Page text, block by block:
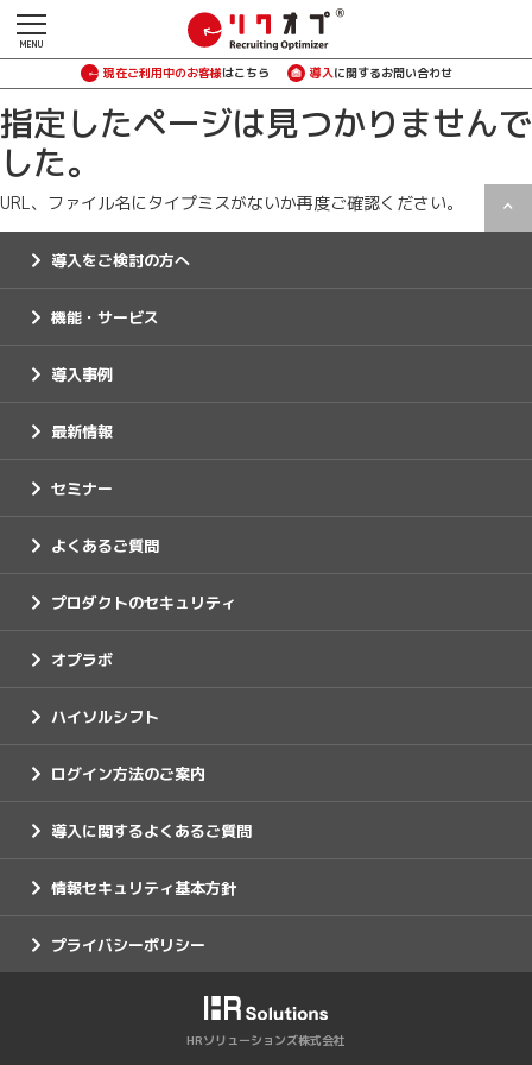
現在ご利用中のお客様はこちら 導入に関するお問い合わせ
指定したページは見つかりませんで
した。
URL、ファイル名にタイプミスがないか再度ご確認ください。
導入をご検討の方へ
機能・サービス
導入事例
最新情報
セミナー
よくあるご質問
プロダクトのセキュリティ
オプラボ
ハイソルシフト
ログイン方法のご案内
導入に関するよくあるご質問
情報セキュリティ基本方針
プライバシーポリシー
HRソリューションズ株式会社